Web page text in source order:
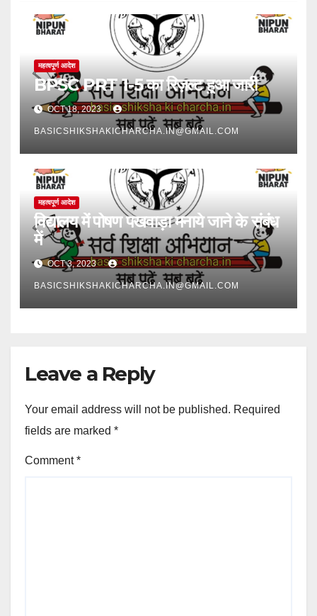
महत्वपूर्ण आदेश
BPSC PRT 1-5 का रिज़ल्ट हुआ जारी
OCT 18, 2023
BASICSHIKSHAKICHARCHA.IN@GMAIL.COM
महत्वपूर्ण आदेश
विद्यालय में पोषण पखवाड़ा मनाये जाने के संबंध
में
OCT 3, 2023
BASICSHIKSHAKICHARCHA.IN@GMAIL.COM
Leave a Reply
Your email address will not be published. Required
fields are marked *
Comment*